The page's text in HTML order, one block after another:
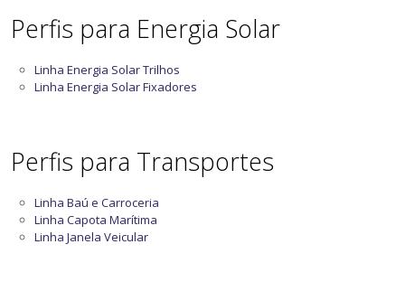
Perfis para Energia Solar
Linha Energia Solar Trilhos
Linha Energia Solar Fixadores
Perfis para Transportes
Linha Baú e Carroceria
Linha Capota Marítima
Linha Janela Veicular